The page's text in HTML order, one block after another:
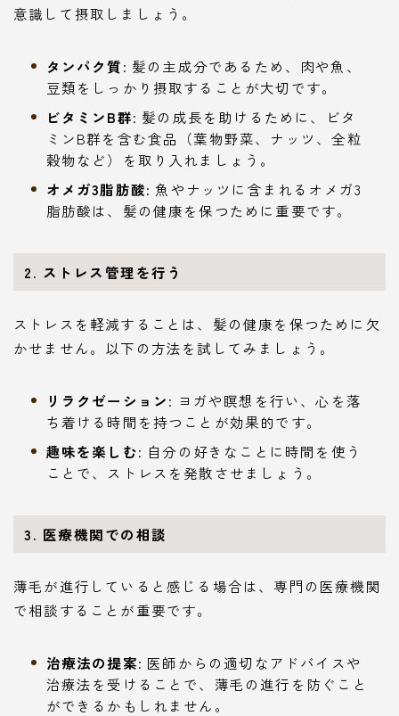
意識して摂取しましょう。
タンパク質: 髪の主成分であるため、肉や魚、
豆類をしっかり摂取することが大切です。
ビタミンB群: 髪の成長を助けるために、ビタ
ミンB群を含む食品（葉物野菜、ナッツ、全粒
穀物など）を取り入れましょう。
オメガ3脂肪酸: 魚やナッツに含まれるオメガ3
脂肪酸は、髪の健康を保つために重要です。
2. ストレス管理を行う
ストレスを軽減することは、髪の健康を保つために欠
かせません。以下の方法を試してみましょう。
リラクゼーション: ヨガや瞑想を行い、心を落
ち着ける時間を持つことが効果的です。
趣味を楽しむ: 自分の好きなことに時間を使う
ことで、ストレスを発散させましょう。
3. 医療機関での相談
薄毛が進行していると感じる場合は、専門の医療機関
で相談することが重要です。
治療法の提案: 医師からの適切なアドバイスや
治療法を受けることで、薄毛の進行を防ぐこと
ができるかもしれません。